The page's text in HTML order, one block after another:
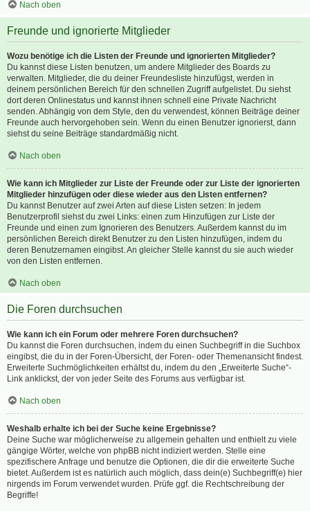
Nach oben
Freunde und ignorierte Mitglieder
Wozu benötige ich die Listen der Freunde und ignorierten Mitglieder?
Du kannst diese Listen benutzen, um andere Mitglieder des Boards zu
verwalten. Mitglieder, die du deiner Freundesliste hinzufügst, werden in
deinem persönlichen Bereich für den schnellen Zugriff aufgelistet. Du siehst
dort deren Onlinestatus und kannst ihnen schnell eine Private Nachricht
senden. Abhängig von dem Style, den du verwendest, können Beiträge deiner
Freunde auch hervorgehoben sein. Wenn du einen Benutzer ignorierst, dann
siehst du seine Beiträge standardmäßig nicht.
Nach oben
Wie kann ich Mitglieder zur Liste der Freunde oder zur Liste der ignorierten
Mitglieder hinzufügen oder diese wieder aus den Listen entfernen?
Du kannst Benutzer auf zwei Arten auf diese Listen setzen: In jedem
Benutzerprofil siehst du zwei Links: einen zum Hinzufügen zur Liste der
Freunde und einen zum Ignorieren des Benutzers. Außerdem kannst du im
persönlichen Bereich direkt Benutzer zu den Listen hinzufügen, indem du
deren Benutzernamen eingibst. An gleicher Stelle kannst du sie auch wieder
von den Listen entfernen.
Nach oben
Die Foren durchsuchen
Wie kann ich ein Forum oder mehrere Foren durchsuchen?
Du kannst die Foren durchsuchen, indem du einen Suchbegriff in die Suchbox
eingibst, die du in der Foren-Übersicht, der Foren- oder Themenansicht findest.
Erweiterte Suchmöglichkeiten erhältst du, indem du den „Erweiterte Suche“-
Link anklickst, der von jeder Seite des Forums aus verfügbar ist.
Nach oben
Weshalb erhalte ich bei der Suche keine Ergebnisse?
Deine Suche war möglicherweise zu allgemein gehalten und enthielt zu viele
gängige Wörter, welche von phpBB nicht indiziert werden. Stelle eine
spezifischere Anfrage und benutze die Optionen, die dir die erweiterte Suche
bietet. Außerdem ist es natürlich auch möglich, dass dein(e) Suchbegriff(e) hier
nirgends im Forum verwendet wurden. Prüfe ggf. die Rechtschreibung der
Begriffe!